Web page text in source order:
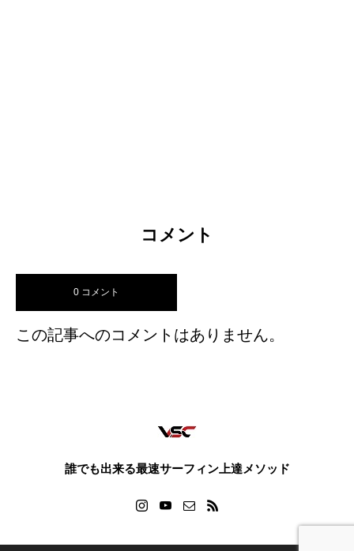
コメント
0 コメント
この記事へのコメントはありません。
誰でも出来る最速サーフィン上達メソッド